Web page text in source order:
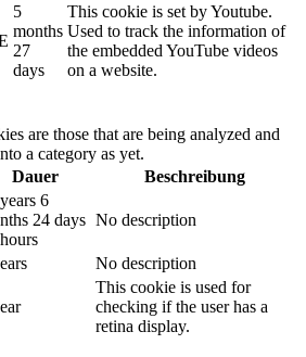
5
months
27
days
This cookie is set by Youtube.
Used to track the information of
the embedded YouTube videos
on a website.
are those that are being analyzed and
a category as yet.
Dauer Beschreibung
6
24 days No description
No description
This cookie is used for
checking if the user has a
retina display.